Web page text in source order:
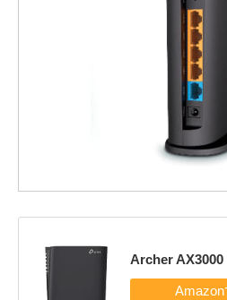
Archer AX3000